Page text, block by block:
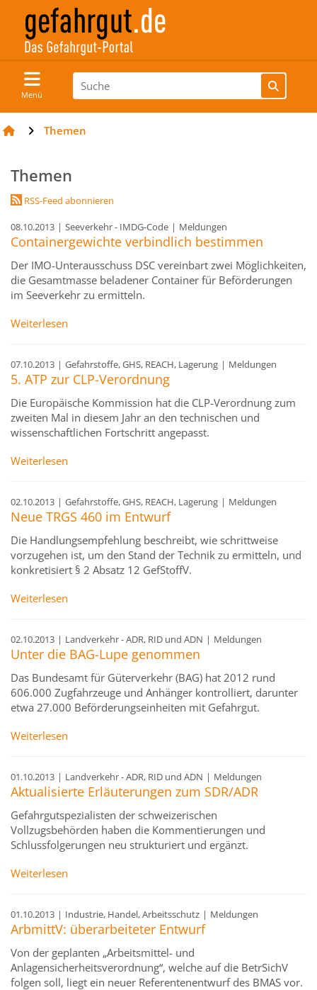
Menü
Themen
Themen
RSS-Feed abonnieren
08.10.2013 | Seeverkehr - IMDG-Code | Meldungen
Containergewichte verbindlich bestimmen
Der IMO-Unterausschuss DSC vereinbart zwei Möglichkeiten,
die Gesamtmasse beladener Container für Beförderungen
im Seeverkehr zu ermitteln.
Weiterlesen
07.10.2013 | Gefahrstoffe, GHS, REACH, Lagerung | Meldungen
5. ATP zur CLP-Verordnung
Die Europäische Kommission hat die CLP-Verordnung zum
zweiten Mal in diesem Jahr an den technischen und
wissenschaftlichen Fortschritt angepasst.
Weiterlesen
02.10.2013 | Gefahrstoffe, GHS, REACH, Lagerung | Meldungen
Neue TRGS 460 im Entwurf
Die Handlungsempfehlung beschreibt, wie schrittweise
vorzugehen ist, um den Stand der Technik zu ermitteln, und
konkretisiert § 2 Absatz 12 GefStoffV.
Weiterlesen
02.10.2013 | Landverkehr - ADR, RID und ADN | Meldungen
Unter die BAG-Lupe genommen
Das Bundesamt für Güterverkehr (BAG) hat 2012 rund
606.000 Zugfahrzeuge und Anhänger kontrolliert, darunter
etwa 27.000 Beförderungseinheiten mit Gefahrgut.
Weiterlesen
01.10.2013 | Landverkehr - ADR, RID und ADN | Meldungen
Aktualisierte Erläuterungen zum SDR/ADR
Gefahrgutspezialisten der schweizerischen
Vollzugsbehörden haben die Kommentierungen und
Schlussfolgerungen neu strukturiert und ergänzt.
Weiterlesen
01.10.2013 | Industrie, Handel, Arbeitsschutz | Meldungen
ArbmittV: überarbeiteter Entwurf
Von der geplanten „Arbeitsmittel- und
Anlagensicherheitsverordnung“, welche auf die BetrSichV
folgen soll, liegt ein neuer Referentenentwurf des BMAS vor.